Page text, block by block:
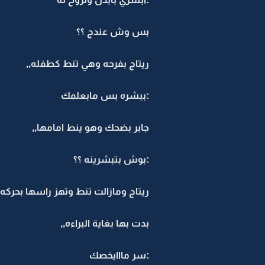
بس وش عندج ؟؟
ريتاج بفرحه وهي تنط كطفله,,
:ببشره بس مابعلمك
جابر بضحك وهو ينط امامها,,
:بوش بتبشرينه ؟؟
ريتاج ومازالت تنط وتهز راسها
بدت بها بغاية البراءه,,
:سر مااايخصك